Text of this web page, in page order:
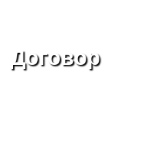
Договор